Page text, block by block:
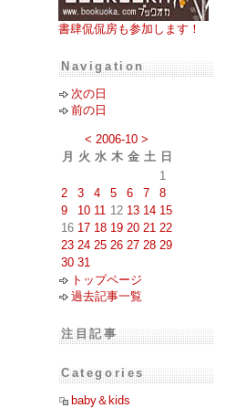
書肆侃侃房も参加します！
Navigation
次の日
前の日
< 2006-10 >
月
火 水 木 金 土 日
1
2
3 4 5 6 7
8
9
10 11 12 13 14 15
16 17 18 19 20 21 22
23 24 25 26 27 28 29
30 31
トップページ
過去記事一覧
注目記事
Categories
baby＆kids